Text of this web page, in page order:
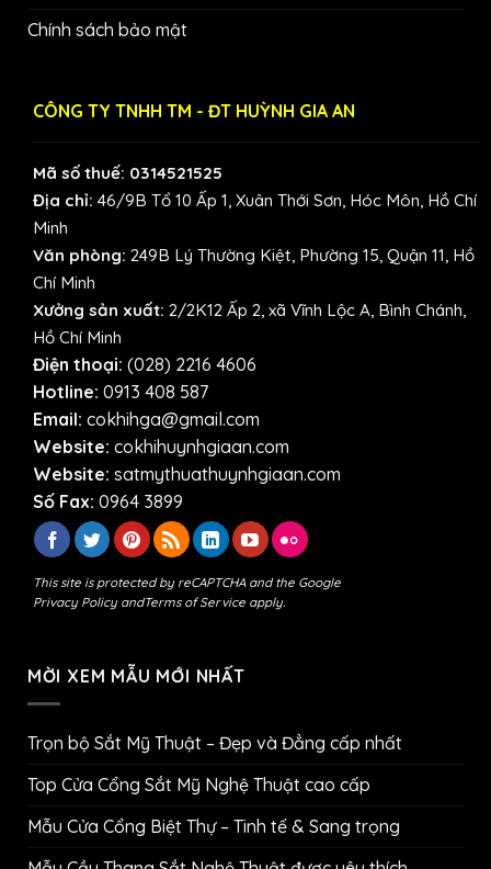
Chính sách bảo mật
CÔNG TY TNHH TM - ĐT HUỲNH GIA AN
Mã số thuế: 0314521525
Địa chỉ: 46/9B Tổ 10 Ấp 1, Xuân Thới Sơn, Hóc Môn, Hồ Chí
Minh
Văn phòng: 249B Lý Thường Kiệt, Phường 15, Quận 11, Hồ
Chí Minh
Xưởng sản xuất: 2/2K12 Ấp 2, xã Vĩnh Lộc A, Bình Chánh,
Hồ Chí Minh
Điện thoại: (028) 2216 4606
Hotline: 0913 408 587
Email: cokhihga@gmail.com
Website: cokhihuynhgiaan.com
Website: satmythuathuynhgiaan.com
Số Fax: 0964 3899
This site is protected by reCAPTCHA and the Google
Privacy PolicyandTerms of Serviceapply.
MỜI XEM MẪU MỚI NHẤT
Trọn bộ Sắt Mỹ Thuật – Đẹp và Đẳng cấp nhất
Top Cửa Cổng Sắt Mỹ Nghệ Thuật cao cấp
Mẫu Cửa Cổng Biệt Thự – Tinh tế & Sang trọng